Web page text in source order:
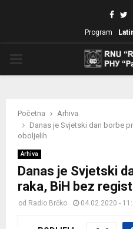
Program
Početna
Arhiva
Danas je Svjetski dan borbe
oboljelih
Arhiva
Danas je Svjetski
raka, BiH bez
od Radio Brčko 04.02.2020 -